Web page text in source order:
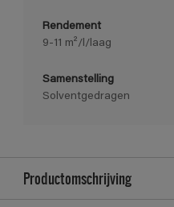
Rendement
9-11 m²/l/laag
Samenstelling
Solventgedragen
Productomschrijving